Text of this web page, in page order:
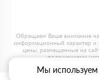
Мы используем